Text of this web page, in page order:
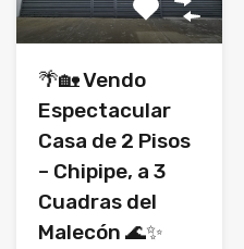
🌴🏡 Vendo
Espectacular
Casa de 2 Pisos
– Chipipe, a 3
Cuadras del
Malecón 🌊✨